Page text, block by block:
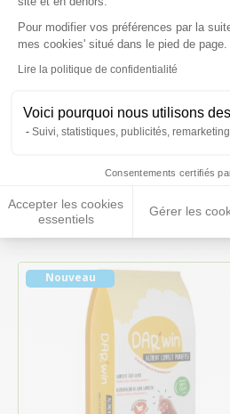
Pour modifier vos préférences par la
mes cookies' situé dans le pied de page.
Lire la politique de confidentialité
Voici pourquoi nous utilisons
Suivi, statistiques, publicités,
Consentements certifiés
Accepter les cookies
essentiels
Gérer les
Axeptio
Posez-nous vos
Ces produits
Nouveau